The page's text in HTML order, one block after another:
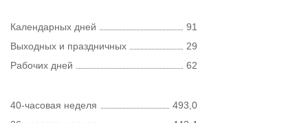
Календарных дней
91
Выходных и праздничных
29
Рабочих дней
62
40-часовая неделя
493,0